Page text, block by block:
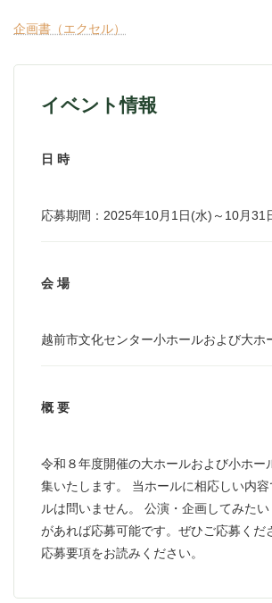
企画書（エクセル）
イベント情報
日 時
応募期間：2025年10月1日(水)～10月31
会 場
越前市文化センター小ホールおよび大ホ
概 要
令和８年度開催の大ホールおよび小ホー
集いたします。 当ホールに相応しい内
ルは問いません。 公演・企画してみた
があれば応募可能です。ぜひご応募くだ
応募要項をお読みください。